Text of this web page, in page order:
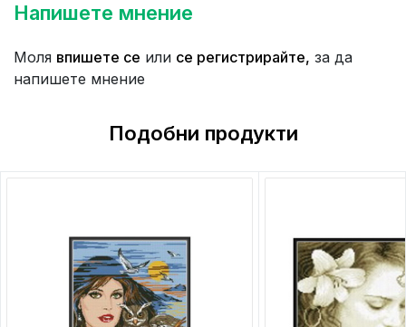
Напишете мнение
Моля впишете се или се регистрирайте, за да
напишете мнение
Подобни продукти